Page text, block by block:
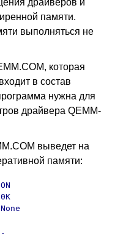
памяти.
выполняться не
которая
в состав
нужна для
драйвера QEMM-
выведет на
памяти: